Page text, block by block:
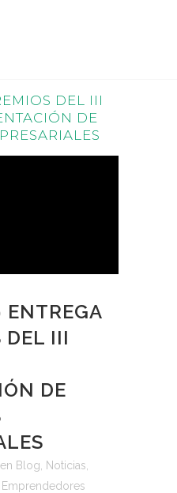
DEL III
DE
ENTREGA
DEL III
DE
en Blog Noticias
Emprendedores